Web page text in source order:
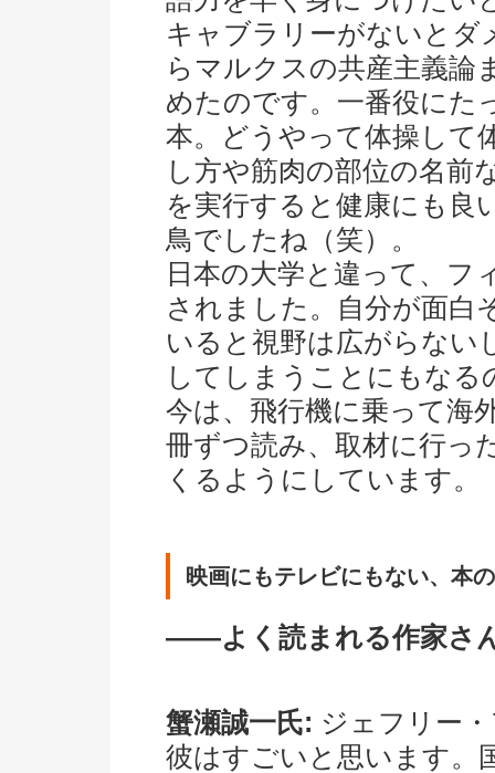
キャブラリーがないとダ
らマルクスの共産主義論
めたのです。一番役にた
本。どうやって体操して
し方や筋肉の部位の名前
を実行すると健康にも良
鳥でしたね（笑）。
日本の大学と違って、フ
されました。自分が面白
いると視野は広がらない
してしまうことにもな
今は、飛行機に乗って海
冊ずつ読み、取材に行っ
くるようにしています。
映画にもテレビにもない、本
――よく読まれる作家さ
蟹瀬誠一氏: ジェフリー
彼はすごいと思います。